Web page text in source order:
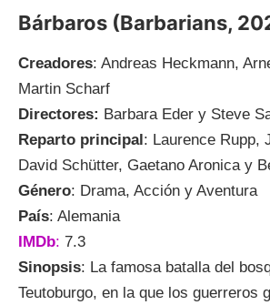
Bárbaros (Barbarians,
Creadores: Andreas Heckmann,
Martin Scharf
Directores: Barbara Eder y Steve
Reparto principal : Laurence Rupp,
David Schütter, Gaetano Aronica y
Género: Drama, Acción y Aventura
País: Alemania
IMDb: 7.3
Sinopsis: La famosa batalla del
Teutoburgo, en la que los guerreros